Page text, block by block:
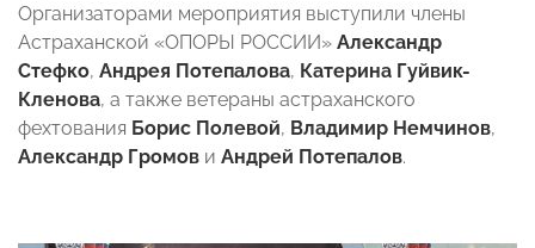
Организаторами мероприятия выступили члены
Астраханской «ОПОРЫ РОССИИ» Александр
Стефко, Андрея Потепалова, Катерина Гуйвик-
Кленова, а также ветераны астраханского
фехтования Борис Полевой, Владимир Немчинов,
Александр Громов и Андрей Потепалов.